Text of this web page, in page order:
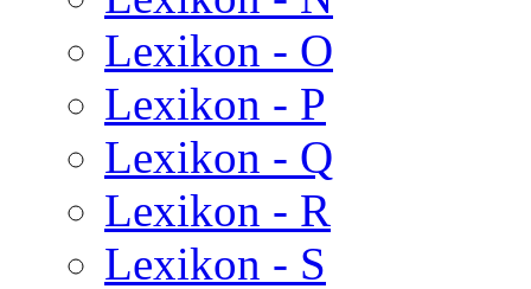
Lexikon - O
Lexikon - P
Lexikon - Q
Lexikon - R
Lexikon - S